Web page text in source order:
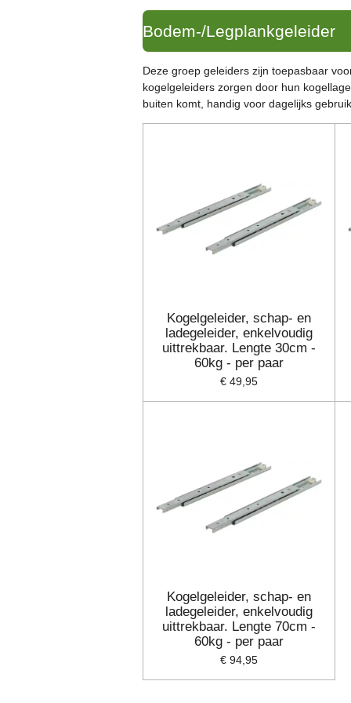
Bodem-/Legplankgeleider
Deze groep geleiders zijn toepasbaar
kogelgeleiders zorgen door hun
buiten komt, handig voor dagelijks gebruik.
Kogelgeleider, schap- en
ladegeleider, enkelvoudig
uittrekbaar. Lengte 30cm -
60kg - per paar
€ 49,95
Kogelgeleider, schap- en
ladegeleider, enkelvoudig
uittrekbaar. Lengte 70cm -
60kg - per paar
€ 94,95